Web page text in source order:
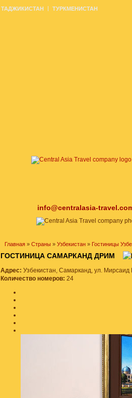
info@centralasia-
ТАДЖИКИСТАН ТУРКМЕНИСТАН
Главная » Страны » Узбекистан » Гостиницы
ГОСТИНИЦА САМАРКАНД ДРИМ
Адрес: Узбекистан, Самарканд, ул. Мирсаид
Количество номеров: 24